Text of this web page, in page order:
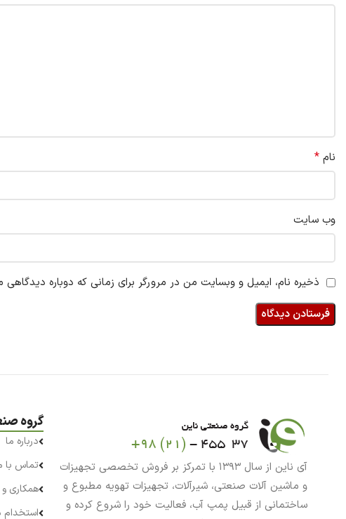
نام *
وب‌ سایت
ذخیره نام، ایمیل و وبسایت من در مرورگر برای زمانی که دوباره
آی ناین از سال ۱۳۹۳ با تمرکز بر فروش تخصصی تجهیزات
و ماشین آلات صنعتی، شیرآلات، تجهیزات تهویه مطبوع و
ساختمانی از قبیل پمپ آب، فعالیت خود را شروع کرده و
گروه
درباره ما
تماس با
همکاری
استخدام